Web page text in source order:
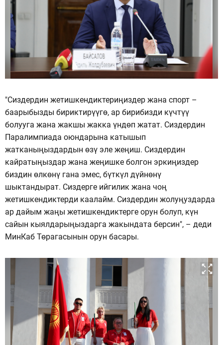
"Сиздердин жетишкендиктериңиздер жана спорт –
баарыбызды бириктирүүгө, ар бирибизди күчтүү
болууга жана жакшы жакка үндөп жатат. Сиздердин
Паралимпиада оюндарына катышып
жатканыңыздардын өзү эле жеңиш. Сиздердин
кайратыңыздар жана жеңишке болгон эркиңиздер
биздин өлкөнү гана эмес, бүткүл дүйнөнү
шыктандырат. Сиздерге ийгилик жана чоң
жетишкендиктерди каалайм. Сиздердин жолуңуздарда
ар дайым жаңы жетишкендиктерге орун болуп, күн
сайын кыялдарыңыздарга жакындата берсин", – деди
МинКаб Төрагасынын орун басары.